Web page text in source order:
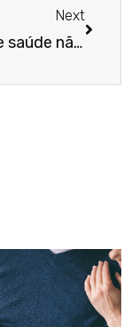
Next
Plano de saúde não pode recusar contratação com consumidor inscrito em cadastro de inadimplentes, define Terceira Turma